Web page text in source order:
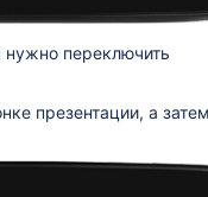
переключить
презентации, а